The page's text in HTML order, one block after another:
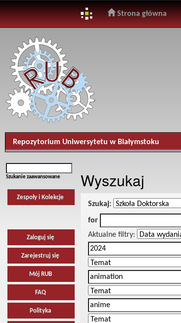
navigation
Strona główna
Repozytorium Uniwersytetu w Białymstoku
Szukanie zaawansowane
Zespoły i Kolekcje
Zaloguj się
Zarejestruj się
Mój RUB
FAQ
Polityka
Wyszukaj
Szukaj:
for
Aktualne filtry: